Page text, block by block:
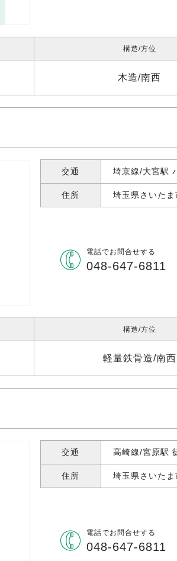
構造 方位
木造 南西
交通 埼京線/大宮駅
住所 埼玉県さいた
電話でお問合せする
048-647-6811
構造 方位
軽量鉄骨造 南西
交通 高崎線/宮原駅
住所 埼玉県さいた
電話でお問合せする
048-647-6811